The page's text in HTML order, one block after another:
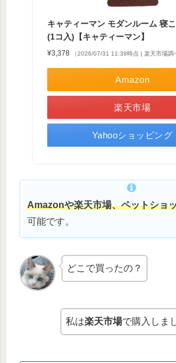
キャティーマン モダンルーム 寝
(1コ入)【キャティーマン】
¥3,378 （2026/07/31 11:39時点 | 楽天市場調
Amazon
楽天市場
Yahooショッピング
Amazonや楽天市場、ペットショ
可能です。
どこで買ったの？
私は楽天市場で購入しま